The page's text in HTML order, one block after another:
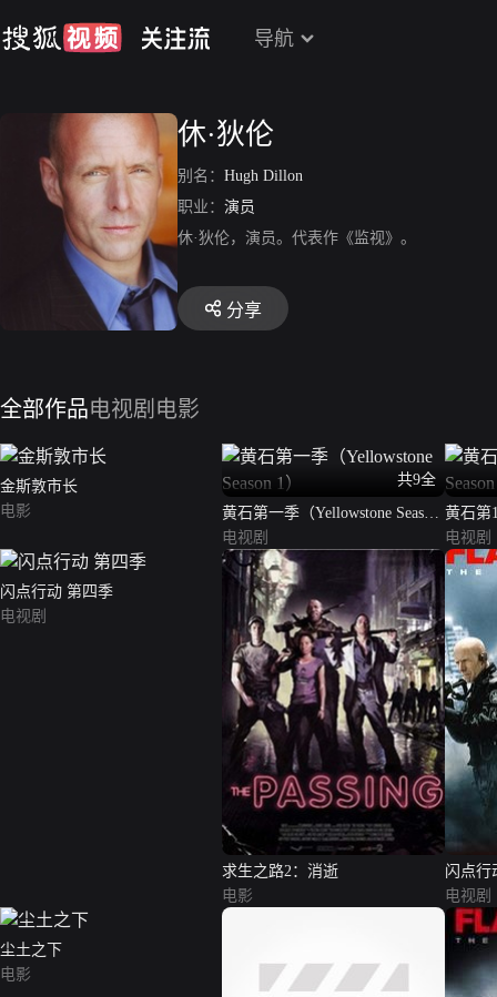
导航
休·狄伦
别名： Hugh Dillon
职业： 演员
休·狄伦，演员。代表作《监视》。
分享
全部作品电视剧 电影
金斯敦市长
电影
共9全
黄石第一季（Yellowstone Season
1）
电视剧
黄石第
1）
电视剧
闪点行动 第四季
电视剧
求生之路2：消逝
电影
闪点行
电视剧
尘土之下
电影